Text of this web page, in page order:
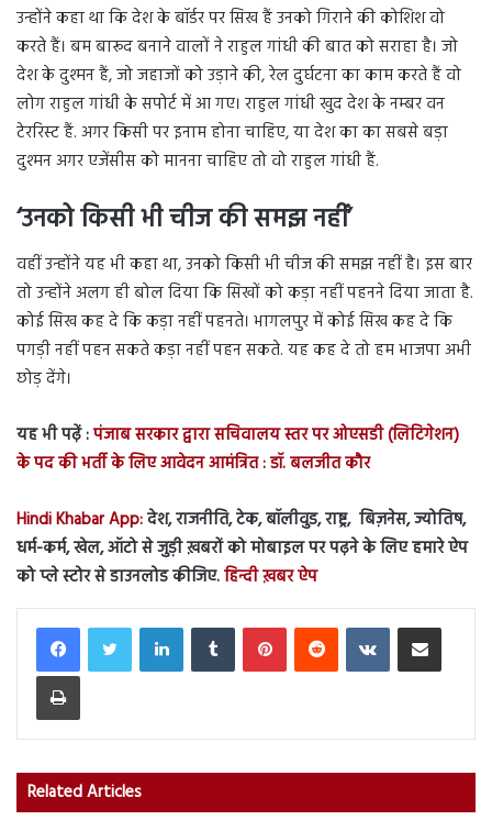
उन्होंने कहा था कि देश के बॉर्डर पर सिख हैं उनको गिराने की कोशिश वो
करते हैं। बम बारूद बनाने वालों ने राहुल गांधी की बात को सराहा है। जो
देश के दुश्मन हैं, जो जहाजों को उड़ाने की, रेल दुर्घटना का काम करते हैं वो
लोग राहुल गांधी के सपोर्ट में आ गए। राहुल गांधी खुद देश के नम्बर वन
टेररिस्ट हैं. अगर किसी पर इनाम होना चाहिए, या देश का का सबसे बड़ा
दुश्मन अगर एजेंसीस को मानना चाहिए तो वो राहुल गांधी हैं.
‘उनको किसी भी चीज की समझ नहीं’
वहीं उन्होंने यह भी कहा था, उनको किसी भी चीज की समझ नहीं है। इस बार
तो उन्होंने अलग ही बोल दिया कि सिखों को कड़ा नहीं पहनने दिया जाता है.
कोई सिख कह दे कि कड़ा नहीं पहनते। भागलपुर में कोई सिख कह दे कि
पगड़ी नहीं पहन सकते कड़ा नहीं पहन सकते. यह कह दे तो हम भाजपा अभी
छोड़ देंगे।
यह भी पढ़ें :पंजाब सरकार द्वारा सचिवालय स्तर पर ओएसडी (लिटिगेशन)
के पद की भर्ती के लिए आवेदन आमंत्रित : डॉ. बलजीत कौर
Hindi Khabar App:देश, राजनीति, टेक, बॉलीवुड, राष्ट्र, बिज़नेस, ज्योतिष,
धर्म-कर्म, खेल, ऑटो से जुड़ी ख़बरों को मोबाइल पर पढ़ने के लिए हमारे ऐप
को प्ले स्टोर से डाउनलोड कीजिए.हिन्दी ख़बर ऐप
LinkedInTumblr PinterestReddit VKontakteShare via Email
Print
Related Articles